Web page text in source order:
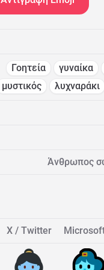
Γοητεία γυναίκα
μυστικός
λυχναράκι
Άνθρωπος
X / Twitter